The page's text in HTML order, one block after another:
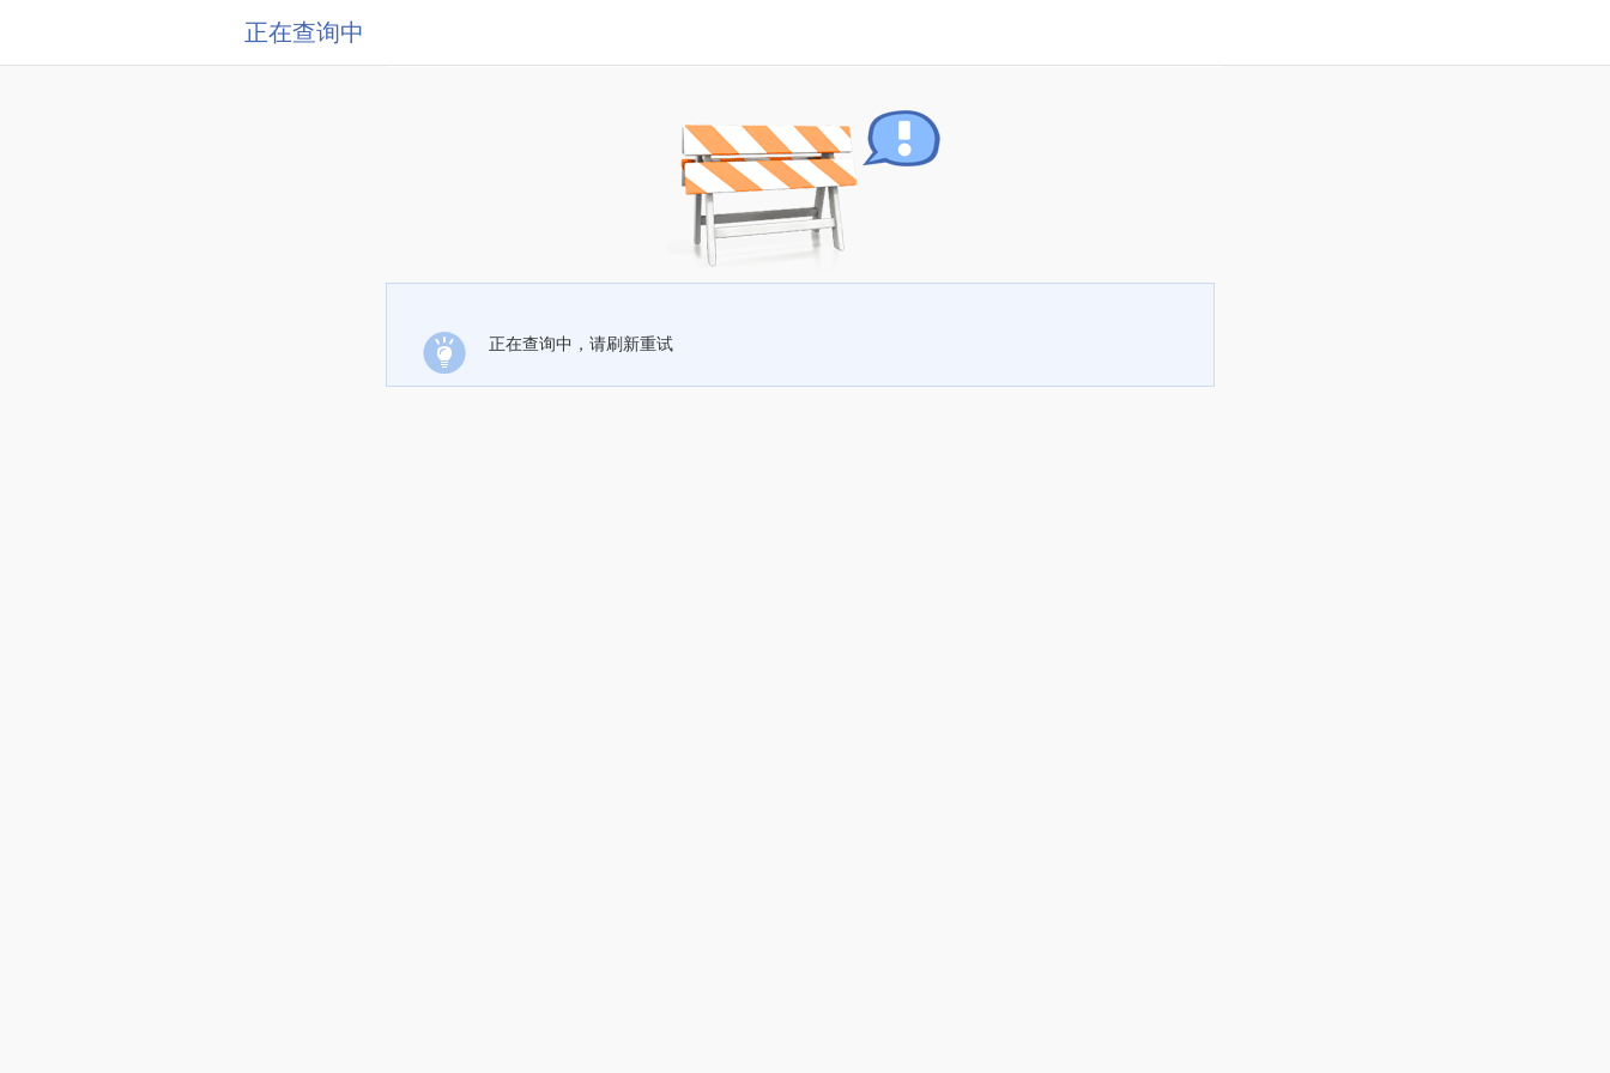
正在查询中
正在查询中，请刷新重试